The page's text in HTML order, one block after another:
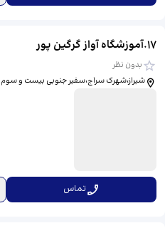
17
.آموزشگاه آواز گرگین پور
بدون نظر
شیراز،شهرک سراج،سفیر جنوبی بیست و سوم
تماس